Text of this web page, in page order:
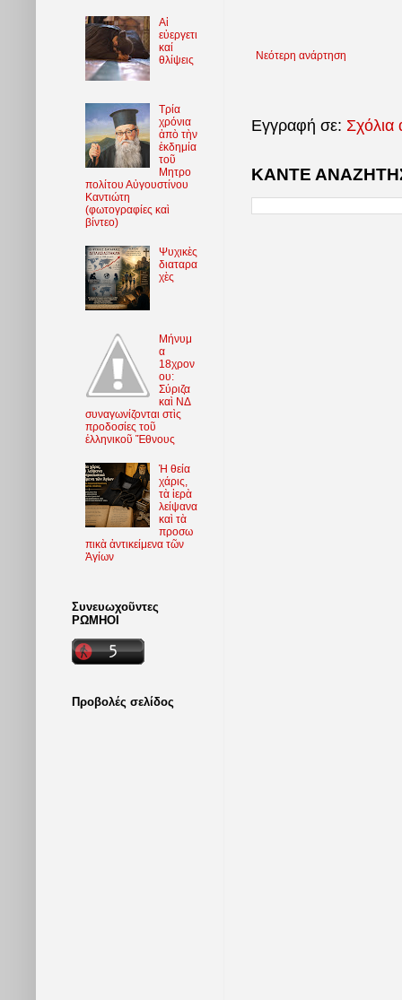
Νεότερη ανάρτηση
Εγγραφή σε:
ΚΑΝΤΕ
Αἱ
εὐεργετι
καί
θλίψεις
Τρία
χρόνια
ἀπὸ τὴν
ἐκδημία
τοῦ
Μητρο
πολίτου Αὐγουστίνου
Καντιώτη
(φωτoγραφίες καὶ
βίντεο)
Ψυχικὲς
διαταρα
χὲς
Μήνυμ
α
18χρον
ου:
Σύριζα
καὶ ΝΔ
συναγωνίζονται στὶς
προδοσίες τοῦ
ἑλληνικοῦ Ἔθνους
Ἡ θεία
χάρις,
τὰ ἱερὰ
λείψανα
καὶ τὰ
προσω
πικὰ ἀντικείμενα τῶν
Ἁγίων
Συνευωχοῦντες
ΡΩΜΗΟΙ
Προβολές σελίδος